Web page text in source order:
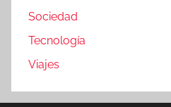
Sociedad
Tecnología
Viajes